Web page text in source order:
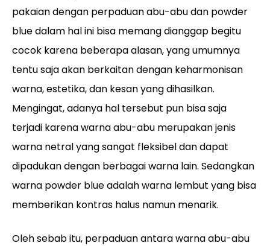
pakaian dengan perpaduan abu-abu dan powder
blue dalam hal ini bisa memang dianggap begitu
cocok karena beberapa alasan, yang umumnya
tentu saja akan berkaitan dengan keharmonisan
warna, estetika, dan kesan yang dihasilkan.
Mengingat, adanya hal tersebut pun bisa saja
terjadi karena warna abu-abu merupakan jenis
warna netral yang sangat fleksibel dan dapat
dipadukan dengan berbagai warna lain. Sedangkan
warna powder blue adalah warna lembut yang bisa
memberikan kontras halus namun menarik.
Oleh sebab itu, perpaduan antara warna abu-abu